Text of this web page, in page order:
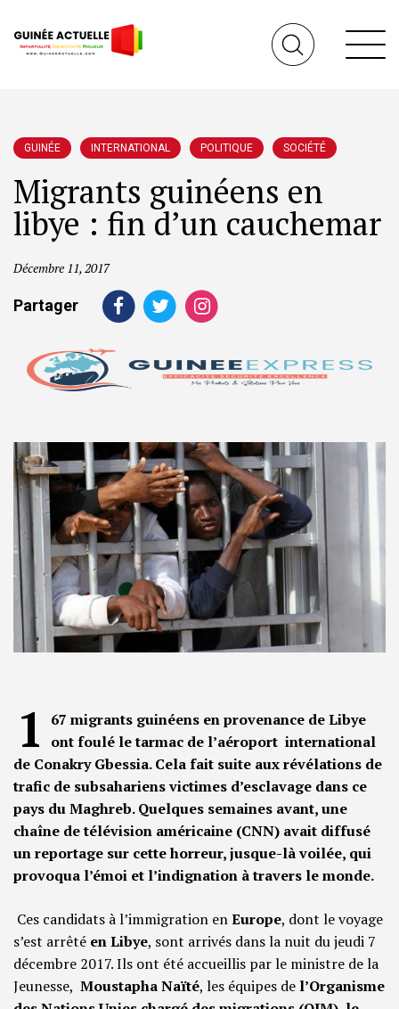
GUINÉE INTERNATIONAL POLITIQUE SOCIÉTÉ
Migrants guinéens en
libye : fin d’un cauchemar
Décembre 11, 2017
Partager
1
67 migrants guinéens en provenance de Libye
ont foulé le tarmac de l’aéroport international
de Conakry Gbessia. Cela fait suite aux révélations de
trafic de subsahariens victimes d’esclavage dans ce
pays du Maghreb. Quelques semaines avant, une
chaîne de télévision américaine (CNN) avait diffusé
un reportage sur cette horreur, jusque-là voilée, qui
provoqua l’émoi et l’indignation à travers le monde.
Ces candidats à l’immigration enEurope, dont le voyage
s’est arrêté en Libye, sont arrivés dans la nuit du jeudi 7
décembre 2017. Ils ont été accueillis par le ministre de la
Jeunesse, Moustapha Naïté, les équipes de l’Organisme